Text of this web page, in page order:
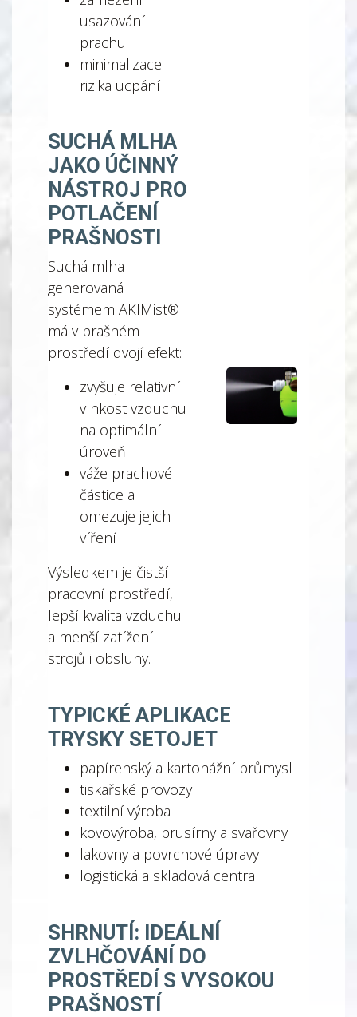
usazování
prachu
minimalizace
rizika ucpání
SUCHÁ MLHA
JAKO ÚČINNÝ
NÁSTROJ PRO
POTLAČENÍ
PRAŠNOSTI
Suchá mlha
generovaná
systémem AKIMist®
má v prašném
prostředí dvojí efekt:
zvyšuje relativní
vlhkost vzduchu
na optimální
úroveň
váže prachové
částice a
omezuje jejich
víření
Výsledkem je čistší
pracovní prostředí,
lepší kvalita vzduchu
a menší zatížení
strojů i obsluhy.
TYPICKÉ APLIKACE
TRYSKY SETOJET
papírenský a kartonážní průmysl
tiskařské provozy
textilní výroba
kovovýroba, brusírny a svařovny
lakovny a povrchové úpravy
logistická a skladová centra
SHRNUTÍ: IDEÁLNÍ
ZVLHČOVÁNÍ DO
PROSTŘEDÍ S VYSOKOU
PRAŠNOSTÍ